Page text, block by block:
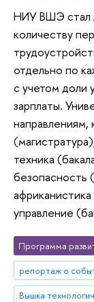
НИУ ВШЭ стал
количеству
отдельно по
с учетом доли
зарплаты.
направлениям,
техника
безопасность
управление
Программа
репортаж о
Вышка